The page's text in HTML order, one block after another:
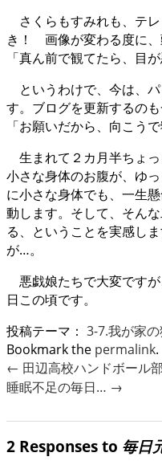
さくらもすみれも、テ
き！ 画像が変わる度に、
「真ん前で観てたら、目
というわけで、今は、
す。ブログを更新するのも
「お願いだから、向こうで
生まれて２カ月半ちょっ
小さな身体のお腹が、ゆ
に小さな身体でも、一生
動します。そして、そん
る、ということを実感し
が…。
悪戯娘たちで大変です
日この頃です。
投稿テーマ： 3-7.我が家
Bookmark the permalink.
← 田辺高校ハンドボール
睡眠不足の毎日… →
2 Responses to 毎日